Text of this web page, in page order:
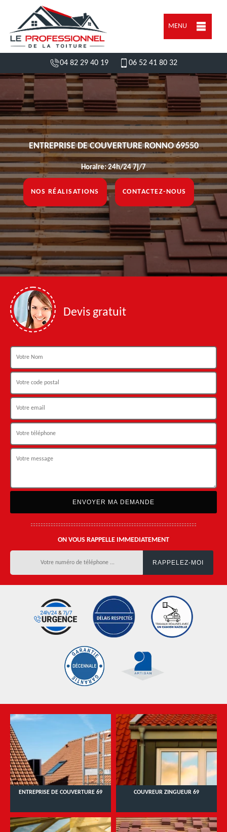
MENU
04 82 29 40 19 06 52 41 80 32
ENTREPRISE DE COUVERTURE RONNO 69550
Horaire: 24h/24 7j/7
NOS RÉALISATIONS CONTACTEZ-NOUS
Devis gratuit
ON VOUS RAPPELLE IMMEDIATEMENT
ENTREPRISE DE COUVERTURE 69 COUVREUR ZINGUEUR 69